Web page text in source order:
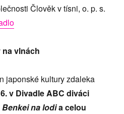
Člověk v tísni, o. p. s.
na vlnách
japonské kultury zdaleka
v Divadle ABC diváci
Benkei na lodia celou